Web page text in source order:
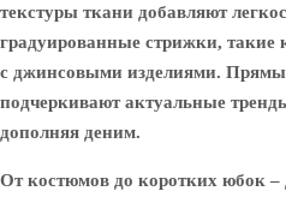
текстуры ткани добавляют
градуированные стрижки, такие
с джинсовыми изделиями.
подчеркивают актуальные
дополняя деним.
От костюмов до коротких юбок –